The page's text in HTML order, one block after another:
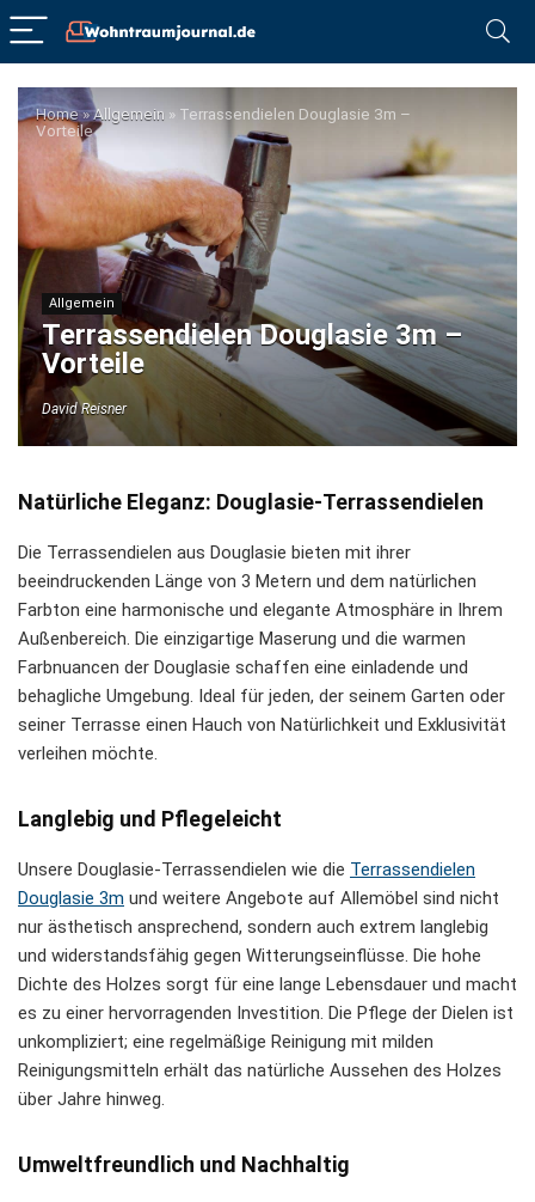
Home»Allgemein » Terrassendielen Douglasie 3m –
Vorteile
Allgemein
Terrassendielen Douglasie 3m –
Vorteile
David Reisner
Natürliche Eleganz: Douglasie-Terrassendielen
Die Terrassendielen aus Douglasie bieten mit ihrer
beeindruckenden Länge von 3 Metern und dem natürlichen
Farbton eine harmonische und elegante Atmosphäre in Ihrem
Außenbereich. Die einzigartige Maserung und die warmen
Farbnuancen der Douglasie schaffen eine einladende und
behagliche Umgebung. Ideal für jeden, der seinem Garten oder
seiner Terrasse einen Hauch von Natürlichkeit und Exklusivität
verleihen möchte.
Langlebig und Pflegeleicht
Unsere Douglasie-Terrassendielen wie die Terrassendielen
Douglasie 3m und weitere Angebote auf Allemöbel sind nicht
nur ästhetisch ansprechend, sondern auch extrem langlebig
und widerstandsfähig gegen Witterungseinflüsse. Die hohe
Dichte des Holzes sorgt für eine lange Lebensdauer und macht
es zu einer hervorragenden Investition. Die Pflege der Dielen ist
unkompliziert; eine regelmäßige Reinigung mit milden
Reinigungsmitteln erhält das natürliche Aussehen des Holzes
über Jahre hinweg.
Umweltfreundlich und Nachhaltig